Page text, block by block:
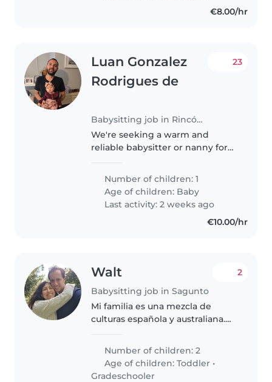
€8.00/hr
Luan Gonzalez
Rodrigues de
Babysitting job in Rincón de la Victoria
23
We're seeking a warm and
reliable babysitter or nanny for
baby. Our home has pets, so
comfort around animals is a
must! We'd love someone who
speaks..
Number of children: 1
Age of children: Baby
Last activity: 2 weeks ago
€10.00/hr
Walt
Babysitting job in Sagunto
2
Mi familia es una mezcla de
culturas española y australiana.
años y otro de un año. Los dos
son muy enérgicos, curiosos y les
encanta jugar. Pasamos..
Number of children: 2
Age of children:Toddler •
Gradeschooler